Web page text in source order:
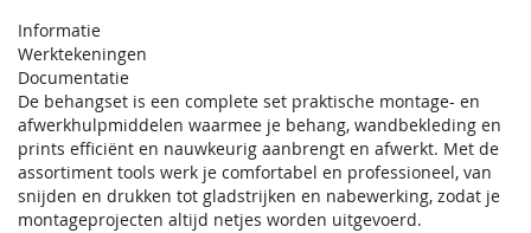
Informatie
Werktekeningen
Documentatie
De behangset is een complete set praktische montage- en
afwerkhulpmiddelen waarmee je behang, wandbekleding en
prints efficiënt en nauwkeurig aanbrengt en afwerkt. Met de
assortiment tools werk je comfortabel en professioneel, van
snijden en drukken tot gladstrijken en nabewerking, zodat je
montageprojecten altijd netjes worden uitgevoerd.